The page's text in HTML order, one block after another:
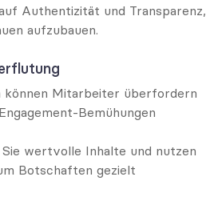
Authentizität und Transparenz,
aufzubauen.
können Mitarbeiter überfordern
Bemühungen
wertvolle Inhalte und nutzen
Botschaften gezielt